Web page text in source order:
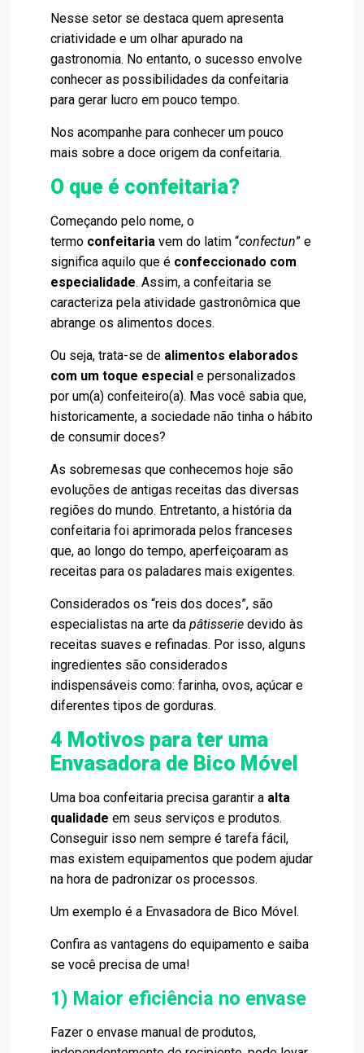
Nesse setor se destaca quem apresenta
criatividade e um olhar apurado na
gastronomia. No entanto, o sucesso envolve
conhecer as possibilidades da confeitaria
para gerar lucro em pouco tempo.
Nos acompanhe para conhecer um pouco
mais sobre a doce origem da confeitaria.
O que é confeitaria?
Começando pelo nome, o
termo confeitaria vem do latim “confectun” e
significa aquilo que é confeccionado com
especialidade. Assim, a confeitaria se
caracteriza pela atividade gastronômica que
abrange os alimentos doces.
Ou seja, trata-se de alimentos elaborados
com um toque especial e personalizados
por um(a) confeiteiro(a). Mas você sabia que,
historicamente, a sociedade não tinha o hábito
de consumir doces?
As sobremesas que conhecemos hoje são
evoluções de antigas receitas das diversas
regiões do mundo. Entretanto, a história da
confeitaria foi aprimorada pelos franceses
que, ao longo do tempo, aperfeiçoaram as
receitas para os paladares mais exigentes.
Considerados os “reis dos doces”, são
especialistas na arte da pâtisserie devido às
receitas suaves e refinadas. Por isso, alguns
ingredientes são considerados
indispensáveis como: farinha, ovos, açúcar e
diferentes tipos de gorduras.
4 Motivos para ter uma
Envasadora de Bico Móvel
Uma boa confeitaria precisa garantir a alta
qualidade em seus serviços e produtos.
Conseguir isso nem sempre é tarefa fácil,
mas existem equipamentos que podem ajudar
na hora de padronizar os processos.
Um exemplo é a Envasadora de Bico Móvel .
Confira as vantagens do equipamento e saiba
se você precisa de uma!
1) Maior eficiência no envase
Fazer o envase manual de produtos,